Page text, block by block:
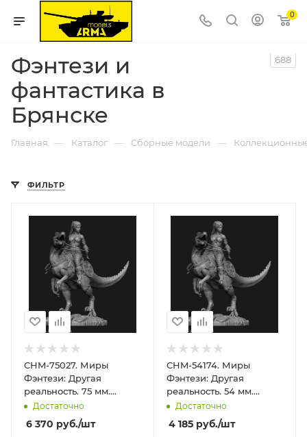
0
Фэнтези и
фантастика в
Брянске
688
Главная — Каталог — Сборные модели —
ФИЛЬТР
CHM-75027. Миры
Фэнтези: Другая
реальность. 75 мм.
Материал - смола.
Chronos Miniatures, 75
мм
Достаточно
6 370 руб./шт
CHM-54174. Миры
Фэнтези: Другая
реальность. 54 мм.
Материал - смола.
Chronos Miniatures, 54
мм
Достаточно
4 185руб./шт